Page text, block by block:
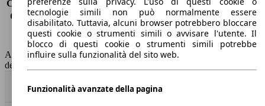
Consumo (extra-urbano)
-
Consumo (combinato)*
Classe di emissione
Euro 6
Capacità del serbatoio
43 l
AutoScout24 non si assume alcuna responsabilità per la correttezza
dei dati.
tecnologie simili non può normalmente essere
disabilitato. Tuttavia, alcuni browser potrebbero bloccare
questi cookie o strumenti simili o avvisare l'utente. Il
blocco di questi cookie o strumenti simili potrebbe
influire sulla funzionalità del sito web.
Funzionalità avanzate della pagina